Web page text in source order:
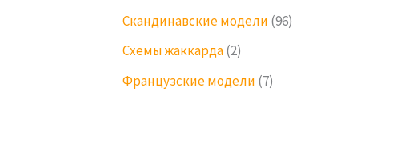
Скандинавские модели (96)
Схемы жаккарда(2)
Французские модели (7)